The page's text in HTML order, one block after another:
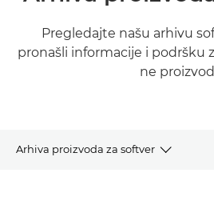
Pregledajte našu arhivu
pronašli informacije i podršku
ne
Arhiva proizvoda za softver